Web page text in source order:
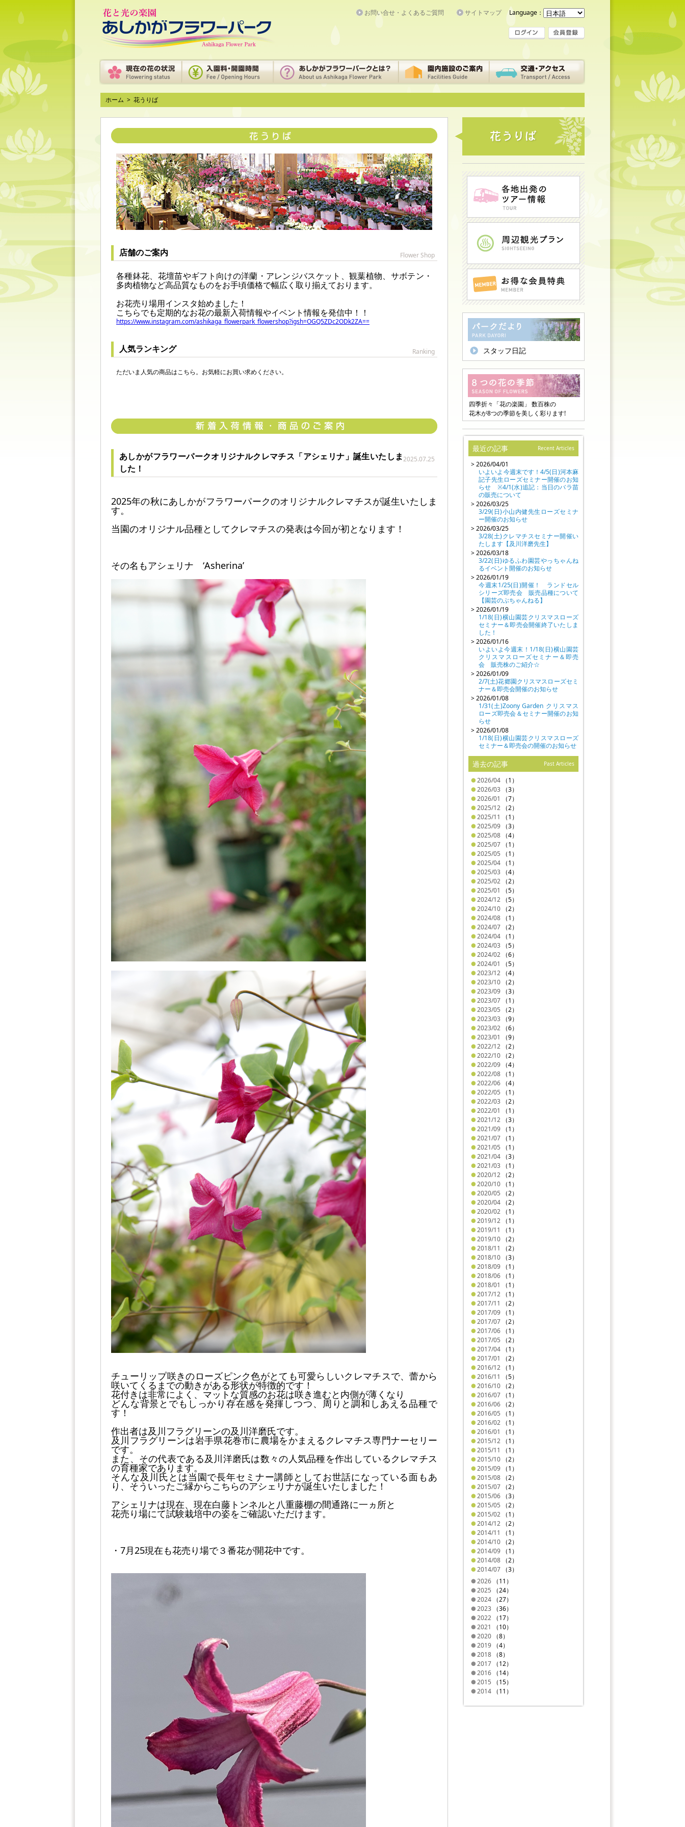
Language：
お問い合せ・よくあるご質問 サイトマップ
ホーム > 花うりば
スタッフ日記
四季折々「花の楽園」 数百株の
花木が8つの季節を美しく彩ります!
Recent Articles
最近の記事
> 2026/04/01
いよいよ今週末です！4/5(日)河本麻
記子先生ローズセミナー開催のお知
らせ ※4/1(水)追記：当日のバラ苗
の販売について
> 2026/03/25
3/29(日)小山内健先生ローズセミナ
ー開催のお知らせ
> 2026/03/25
3/28(土)クレマチスセミナー開催い
たします【及川洋磨先生】
> 2026/03/18
3/22(日)ゆるふわ園芸やっちゃんね
るイベント開催のお知らせ
> 2026/01/19
今週末1/25(日)開催！ ランドセル
シリーズ即売会 販売品種について
【園芸のぶちゃんねる】
> 2026/01/19
1/18(日)横山園芸クリスマスローズ
セミナー＆即売会開催終了いたしま
した！
> 2026/01/16
いよいよ今週末！1/18(日)横山園芸
クリスマスローズセミナー＆即売
会 販売株のご紹介☆
> 2026/01/09
2/7(土)花郷園クリスマスローズセミ
ナー＆即売会開催のお知らせ
> 2026/01/08
1/31(土)Zoony Garden クリスマス
ローズ即売会＆セミナー開催のお知
らせ
> 2026/01/08
1/18(日)横山園芸クリスマスローズ
セミナー＆即売会の開催のお知らせ
Past Articles
過去の記事
2026/04 （1）
2026/03 （3）
2026/01
（7）
2025/12 （2）
2025/11
（1）
2025/09 （3）
2025/08 （4）
2025/07 （1）
2025/05 （1）
2025/04 （1）
2025/03 （4）
2025/02 （2）
2025/01
（5）
2024/12 （5）
2024/10 （2）
2024/08 （1）
2024/07 （2）
2024/04 （1）
2024/03 （5）
2024/02 （6）
2024/01
（5）
2023/12 （4）
2023/10 （2）
2023/09 （3）
2023/07 （1）
2023/05 （2）
2023/03 （9）
2023/02 （6）
2023/01
（9）
2022/12 （2）
2022/10 （2）
2022/09 （4）
2022/08 （1）
2022/06 （4）
2022/05 （1）
2022/03 （2）
2022/01
（1）
2021/12 （3）
2021/09 （1）
2021/07 （1）
2021/05 （1）
2021/04 （3）
2021/03 （1）
2020/12 （2）
2020/10 （1）
2020/05 （2）
2020/04 （2）
2020/02 （1）
2019/12 （1）
2019/11
（1）
2019/10 （2）
2018/11
（2）
2018/10 （3）
2018/09 （1）
2018/06 （1）
2018/01
（1）
2017/12 （1）
2017/11
（2）
2017/09 （1）
2017/07 （2）
2017/06 （1）
2017/05 （2）
2017/04 （1）
2017/01
（2）
2016/12 （1）
2016/11
（5）
2016/10 （2）
2016/07 （1）
2016/06 （2）
2016/05 （1）
2016/02 （1）
2016/01
（1）
2015/12 （1）
2015/11
（1）
2015/10 （2）
2015/09 （1）
2015/08 （2）
2015/07 （2）
2015/06 （3）
2015/05 （2）
2015/02 （1）
2014/12 （2）
2014/11
（1）
2014/10 （2）
2014/09 （1）
2014/08 （2）
2014/07 （3）
2026 （11）
2025 （24）
2024 （27）
2023 （36）
2022 （17）
2021
（10）
2020 （8）
2019 （4）
2018 （8）
2017 （12）
2016 （14）
2015 （15）
2014 （11）
Flower Shop
店舗のご案内
各種鉢花、花壇苗やギフト向けの洋蘭・アレンジバスケット、観葉植物、サボテン・
多肉植物など高品質なものをお手頃価格で幅広く取り揃えております。
お花売り場用インスタ始めました！
こちらでも定期的なお花の最新入荷情報やイベント情報を発信中！！
https://www.instagram.com/ashikaga_flowerpark_flowershop?igsh=OGQ5ZDc2ODk2ZA==
Ranking
人気ランキング
ただいま人気の商品はこちら。お気軽にお買い求めください。
2025.07.25
あしかがフラワーパークオリジナルクレマチス「アシェリナ」誕生いたしま
した！
2025年の秋にあしかがフラワーパークのオリジナルクレマチスが誕生いたしま
す。
当園のオリジナル品種としてクレマチスの発表は今回が初となります！
その名もアシェリナ ‘Asherina’
チューリップ咲きのローズピンク色がとても可愛らしいクレマチスで、蕾から
咲いてくるまでの動きがある形状が特徴的です！
花付きは非常によく、マットな質感のお花は咲き進むと内側が薄くなり
どんな背景とでもしっかり存在感を発揮しつつ、周りと調和しあえる品種で
す！
作出者は及川フラグリーンの及川洋磨氏です。
及川フラグリーンは岩手県花巻市に農場をかまえるクレマチス専門ナーセリー
です。
また、その代表である及川洋磨氏は数々の人気品種を作出しているクレマチス
の育種家であります。
そんな及川氏とは当園で長年セミナー講師としてお世話になっている面もあ
り、そういったご縁からこちらのアシェリナが誕生いたしました！
アシェリナは現在、現在白藤トンネルと八重藤棚の間通路に一ヵ所と
花売り場にて試験栽培中の姿をご確認いただけます。
・7月25現在も花売り場で３番花が開花中です。